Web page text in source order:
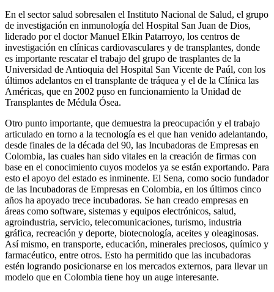
En el sector salud sobresalen el Instituto Nacional de Salud, el grupo
de investigación en inmunología del Hospital San Juan de Dios,
liderado por el doctor Manuel Elkin Patarroyo, los centros de
investigación en clínicas cardiovasculares y de transplantes, donde
es importante rescatar el trabajo del grupo de trasplantes de la
Universidad de Antioquia del Hospital San Vicente de Paúl, con los
últimos adelantos en el transplante de tráquea y el de la Clínica las
Américas, que en 2002 puso en funcionamiento la Unidad de
Transplantes de Médula Ósea.
Otro punto importante, que demuestra la preocupación y el trabajo
articulado en torno a la tecnología es el que han venido adelantando,
desde finales de la década del 90, las Incubadoras de Empresas en
Colombia, las cuales han sido vitales en la creación de firmas con
base en el conocimiento cuyos modelos ya se están exportando. Para
esto el apoyo del estado es inminente. El Sena, como socio fundador
de las Incubadoras de Empresas en Colombia, en los últimos cinco
años ha apoyado trece incubadoras. Se han creado empresas en
áreas como software, sistemas y equipos electrónicos, salud,
agroindustria, servicio, telecomunicaciones, turismo, industria
gráfica, recreación y deporte, biotecnología, aceites y oleaginosas.
Así mismo, en transporte, educación, minerales preciosos, químico y
farmacéutico, entre otros. Esto ha permitido que las incubadoras
estén logrando posicionarse en los mercados externos, para llevar un
modelo que en Colombia tiene hoy un auge interesante.